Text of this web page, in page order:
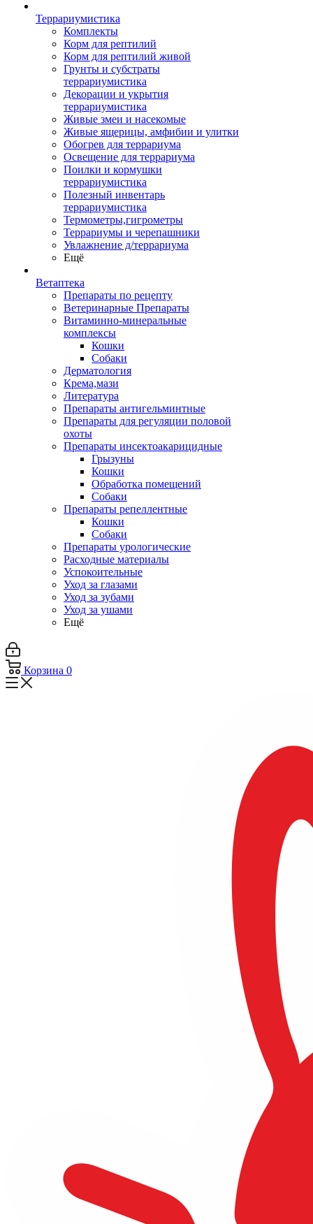
Террариумистика
Комплекты
Корм для рептилий
Корм для рептилий живой
Грунты и субстраты
террариумистика
Декорации и укрытия
террариумистика
Живые змеи и насекомые
Живые ящерицы, амфибии и улитки
Обогрев для террариума
Освещение для террариума
Поилки и кормушки
террариумистика
Полезный инвентарь
террариумистика
Термометры,гигрометры
Террариумы и черепашники
Увлажнение д/террариума
Ещё
Ветаптека
Препараты по рецепту
Ветеринарные Препараты
Витаминно-минеральные
комплексы
Кошки
Собаки
Дерматология
Крема,мази
Литература
Препараты антигельминтные
Препараты для регуляции половой
охоты
Препараты инсектоакарицидные
Грызуны
Кошки
Обработка помещений
Собаки
Препараты репеллентные
Кошки
Собаки
Препараты урологические
Расходные материалы
Успокоительные
Уход за глазами
Уход за зубами
Уход за ушами
Ещё
Корзина 0